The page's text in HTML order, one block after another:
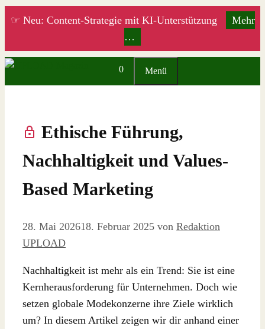
Zum
☞ Neu: Content-Strategie mit KI-Unterstützung
Mehr
…
0 Menü
Ethische Führung,
Nachhaltigkeit und Values-
Based Marketing
28. Mai 202618. Februar 2025 von Redaktion
UPLOAD
Nachhaltigkeit ist mehr als ein Trend: Sie ist eine
Kernherausforderung für Unternehmen. Doch wie
setzen globale Modekonzerne ihre Ziele wirklich
um? In diesem Artikel zeigen wir dir anhand einer